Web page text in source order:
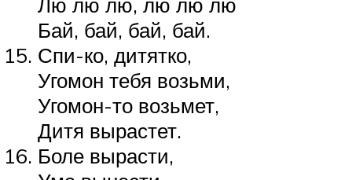
Бай, бай, бай, бай.
Спи-ко, дитятко,
Угомон тебя возьми,
Угомон-то возьмет,
Дитя вырастет.
Боле вырасти,